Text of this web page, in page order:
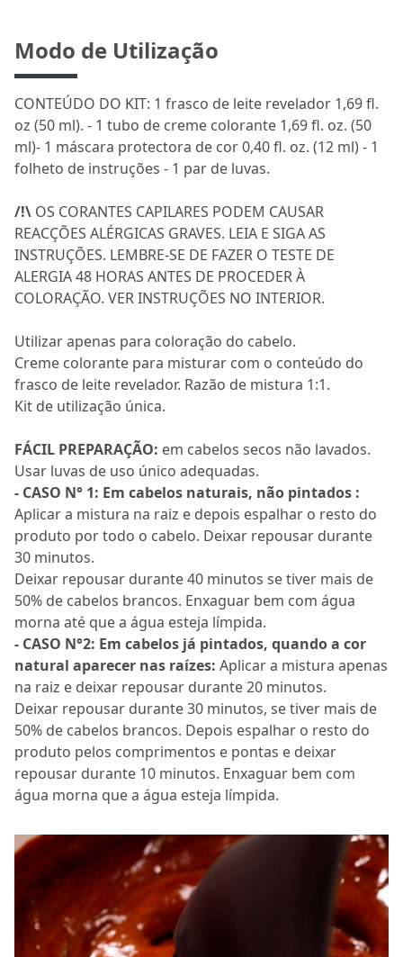
Modo de Utilização
CONTEÚDO DO KIT: 1 frasco de leite revelador 1,69 fl.
oz (50 ml). - 1 tubo de creme colorante 1,69 fl. oz. (50
ml)- 1 máscara protectora de cor 0,40 fl. oz. (12 ml) - 1
folheto de instruções - 1 par de luvas.
/!\ OS CORANTES CAPILARES PODEM CAUSAR
REACÇÕES ALÉRGICAS GRAVES. LEIA E SIGA AS
INSTRUÇÕES. LEMBRE-SE DE FAZER O TESTE DE
ALERGIA 48 HORAS ANTES DE PROCEDER À
COLORAÇÃO. VER INSTRUÇÕES NO INTERIOR.
Utilizar apenas para coloração do cabelo.
Creme colorante para misturar com o conteúdo do
frasco de leite revelador. Razão de mistura 1:1.
Kit de utilização única.
FÁCIL PREPARAÇÃO: em cabelos secos não lavados.
Usar luvas de uso único adequadas.
- CASO N° 1: Em cabelos naturais, não pintados :
Aplicar a mistura na raiz e depois espalhar o resto do
produto por todo o cabelo. Deixar repousar durante
30 minutos.
Deixar repousar durante 40 minutos se tiver mais de
50% de cabelos brancos. Enxaguar bem com água
morna até que a água esteja límpida.
- CASO N°2: Em cabelos já pintados, quando a cor
natural aparecer nas raízes: Aplicar a mistura apenas
na raiz e deixar repousar durante 20 minutos.
Deixar repousar durante 30 minutos, se tiver mais de
50% de cabelos brancos. Depois espalhar o resto do
produto pelos comprimentos e pontas e deixar
repousar durante 10 minutos. Enxaguar bem com
água morna que a água esteja límpida.